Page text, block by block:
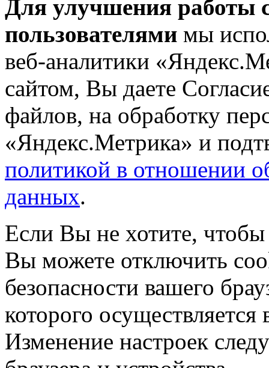
Для улучшения работы
пользователями мы
веб-аналитики
сайтом, Вы даете
файлов, на обработку
«Яндекс.Метрика» и
политикой в отношении
данных.
Если Вы не хотите,
Вы можете отключить
безопасности вашего
которого
Изменение настроек